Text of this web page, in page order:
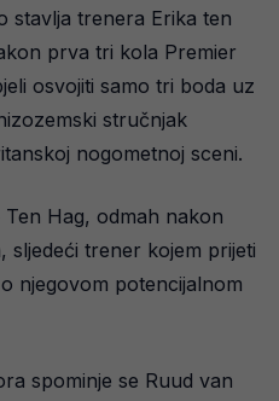
stavlja trenera Erika ten
prva tri kola Premier
osvojiti samo tri boda uz
stručnjak
nogometnoj sceni.
Hag, odmah nakon
sljedeći trener kojem prijeti
njegovom potencijalnom
spominje se Ruud van